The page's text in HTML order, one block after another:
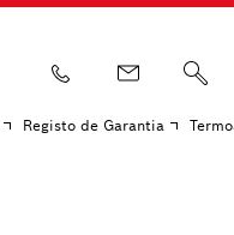
Registo de Garantia